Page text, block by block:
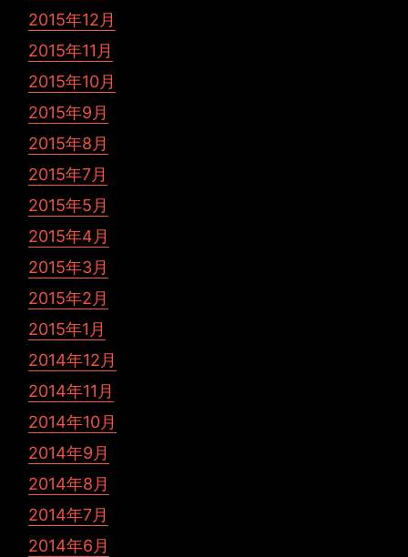
2015年12月
2015年11月
2015年10月
2015年9月
2015年8月
2015年7月
2015年5月
2015年4月
2015年3月
2015年2月
2015年1月
2014年12月
2014年11月
2014年10月
2014年9月
2014年8月
2014年7月
2014年6月